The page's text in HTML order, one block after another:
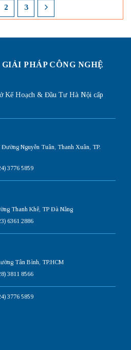
2 3
PHÁP CÔNG NGHỆ
Kế Hoạch & Đầu Tư Hà Nội cấp
Đường Nguyễn Tuân, Thanh Xuân, TP.
3776 5859
Thanh Khê, TP Đà Nẵng
6361 2886
Tân Bình, TP.HCM
3811 8566
3776 5859